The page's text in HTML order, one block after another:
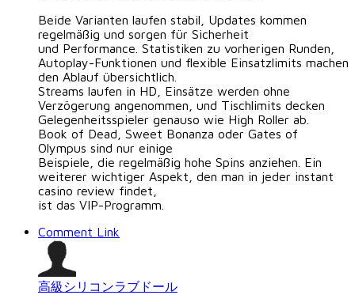
Beide Varianten laufen stabil, Updates kommen
regelmäßig und sorgen für Sicherheit
und Performance. Statistiken zu vorherigen Runden,
Autoplay-Funktionen und flexible Einsatzlimits machen
den Ablauf übersichtlich.
Streams laufen in HD, Einsätze werden ohne
Verzögerung angenommen, und Tischlimits decken
Gelegenheitsspieler genauso wie High Roller ab.
Book of Dead, Sweet Bonanza oder Gates of
Olympus sind nur einige
Beispiele, die regelmäßig hohe Spins anziehen. Ein
weiterer wichtiger Aspekt, den man in jeder instant
casino review findet,
ist das VIP-Programm.
Comment Link
高級シリコンラブドール